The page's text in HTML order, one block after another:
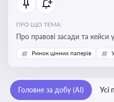
ПРО ЩО ТЕМА:
Про правові засади та кейси
комунальними та
юристів і керівників, які
Ринок цінних паперів
Головне за добу (AI) Усі